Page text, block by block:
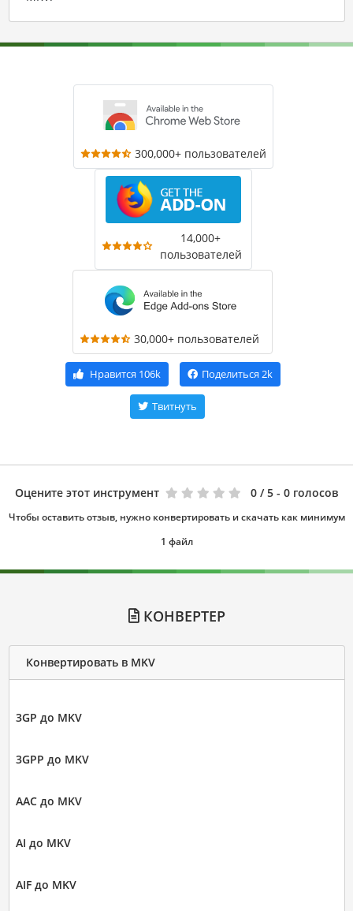
300,000+ пользователей
14,000+
пользователей
30,000+ пользователей
Нравится 106k Поделиться 2k
Твитнуть
Оцените этот инструмент 0 / 5 - 0 голосов
Чтобы оставить отзыв, нужно конвертировать и скачать как минимум
1 файл
КОНВЕРТЕР
Конвертировать в MKV
3GP до MKV
3GPP до MKV
AAC до MKV
AI до MKV
AIF до MKV